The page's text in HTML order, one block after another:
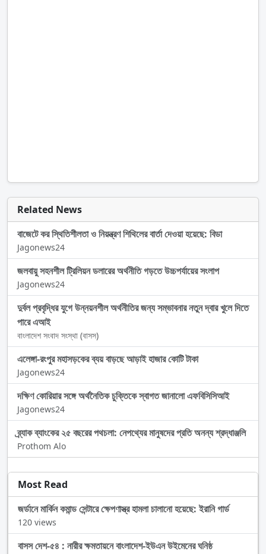
Related News
বাজেটে কর স্থিতিশীলতা ও নিয়ন্ত্রণ শিথিলের বার্তা দেওয়া হয়েছে: বিডা
Jagonews24
জলবায়ু সহনশীল ট্রিলিয়ন ডলারের অর্থনীতি গড়তে উচ্চপর্যায়ের সংলাপ
Jagonews24
দুর্বল প্রবৃদ্ধির যুগে উন্নয়নশীল অর্থনীতির জন্য সম্ভাবনার নতুন দ্বার খুলে দিতে
পারে এআই
বাংলাদেশ সংবাদ সংস্থা (বাসস)
এলেঙ্গা-রংপুর মহাসড়কের ব্যয় বাড়ছে আড়াই হাজার কোটি টাকা
Jagonews24
দক্ষিণ কোরিয়ার সঙ্গে অর্থনৈতিক চুক্তিকে স্বাগত জানালো এফবিসিসিআই
Jagonews24
ব্র্যাক ব্যাংকের ২৫ বছরের পথচলা: নেপথ্যের মানুষদের প্রতি অনন্য শ্রদ্ধাঞ্জলি
Prothom Alo
Most Read
জর্ডানে মার্কিন কমান্ড সেন্টারে ক্ষেপণাস্ত্র হামলা চালানো হয়েছে: ইরানি গার্ড
120 views
বাসস দেশ-৫৪ : নারীর ক্ষমতায়নে বাংলাদেশ-ইউএন উইমেনের ঘনিষ্ঠ